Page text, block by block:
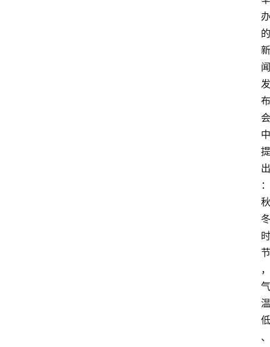
办
的
新
闻
发
布
会
中
提
出
：
秋
冬
时
节
，
气
温
低
、